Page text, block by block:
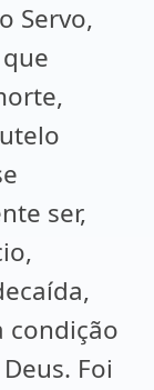
Servo,
ser,
condição
Foi